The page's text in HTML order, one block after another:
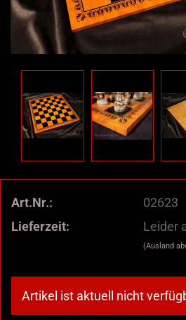
Art.Nr.:
02623
Lieferzeit:
Leider
(Ausland
Artikel ist aktuell nicht